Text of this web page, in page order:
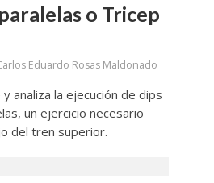
o Tricep
Eduardo Rosas Maldonado
analiza la ejecución de dips
un ejercicio necesario
del tren superior.